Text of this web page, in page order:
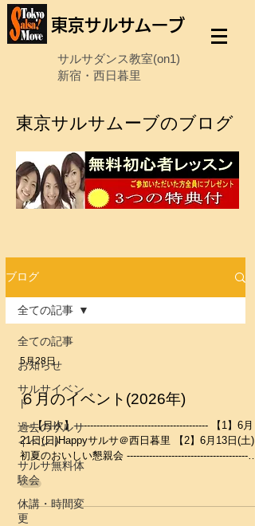
東京サルサムーブ
サルサダンス教室(on1)
新宿・西日暮里
東京サルサムーブのブログ
ブログ
全ての記事
お知らせ
サルサイベン
ト
過去のサルサ
イベント
サルサ無料体
験会
休講・時間変
更
全ての記事
5月28日
６月のイベント(2026年)
----【目次】------------------------------------------ 【1】6月
21日(日)Happyサルサ＠西日暮里 【2】6月13日(土)
初夏のおいしい懇親会 -----------------------------------------
------------ 【1】6月21日(日)Happyサルサ＠西日暮里
毎月恒例のサルサパーティーです♪初心者から中級
者までみんなで楽しみましょう～♪ 時間：14:10-
16:40(open14:00) 場所：西日暮里スタジオ